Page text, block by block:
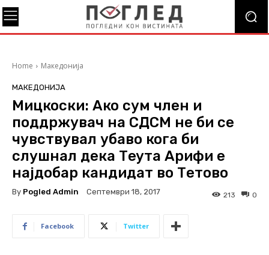
Home Македонија
МАКЕДОНИЈА
Мицкоски: Ако сум член и
поддржувач на СДСМ не би се
чувствувал убаво кога би
слушнал дека Теута Арифи е
најдобар кандидат во Тетово
By Pogled Admin Септември 18, 2017 0
213
Facebook Twitter